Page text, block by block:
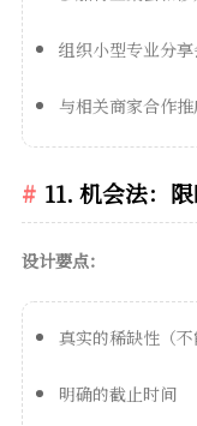
组织小型专业分享
与相关商家合作
11. 机会法：
设计要点：
真实的稀缺性（不
明确的截止时间